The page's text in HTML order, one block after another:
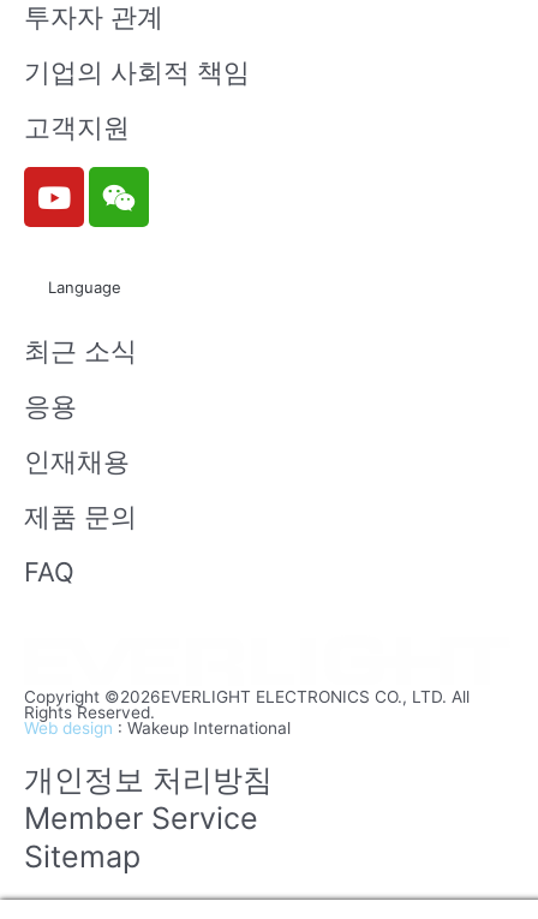
투자자 관계
기업의 사회적 책임
고객지원
Y
o
u
e
W
e
i
n
Language
최근 소식
응용
인재채용
제품 문의
FAQ
Copyright ©2026EVERLIGHT ELECTRONICS CO., LTD. All
Rights Reserved.
Web design : Wakeup International
개인정보 처리방침
Member Service
Sitemap